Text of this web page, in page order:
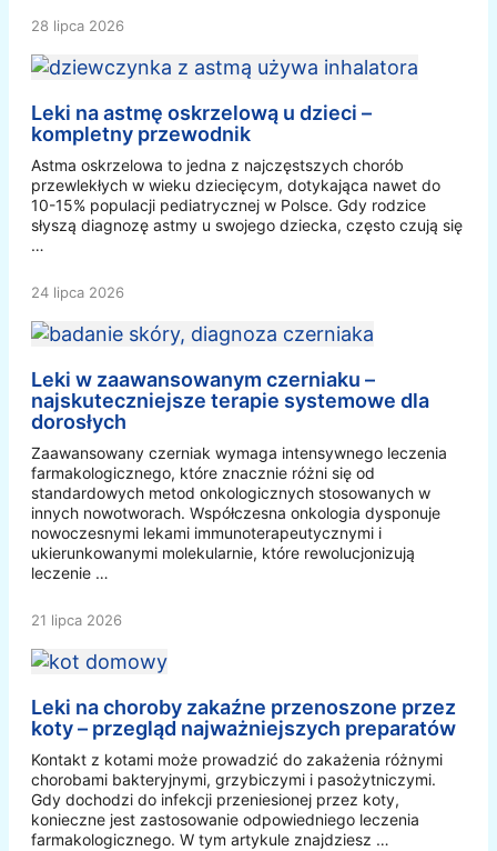
28 lipca 2026
Leki na astmę oskrzelową u dzieci –
kompletny przewodnik
Astma oskrzelowa to jedna z najczęstszych chorób
przewlekłych w wieku dziecięcym, dotykająca nawet do
10-15% populacji pediatrycznej w Polsce. Gdy rodzice
słyszą diagnozę astmy u swojego dziecka, często czują się
…
24 lipca 2026
Leki w zaawansowanym czerniaku –
najskuteczniejsze terapie systemowe dla
dorosłych
Zaawansowany czerniak wymaga intensywnego leczenia
farmakologicznego, które znacznie różni się od
standardowych metod onkologicznych stosowanych w
innych nowotworach. Współczesna onkologia dysponuje
nowoczesnymi lekami immunoterapeutycznymi i
ukierunkowanymi molekularnie, które rewolucjonizują
leczenie …
21 lipca 2026
Leki na choroby zakaźne przenoszone przez
koty – przegląd najważniejszych preparatów
Kontakt z kotami może prowadzić do zakażenia różnymi
chorobami bakteryjnymi, grzybiczymi i pasożytniczymi.
Gdy dochodzi do infekcji przeniesionej przez koty,
konieczne jest zastosowanie odpowiedniego leczenia
farmakologicznego. W tym artykule znajdziesz …